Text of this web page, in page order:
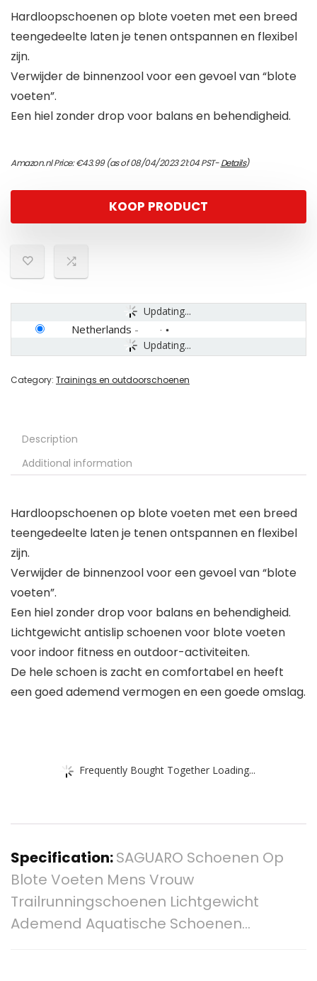
Hardloopschoenen op blote voeten met een breed
teengedeelte laten je tenen ontspannen en flexibel
zijn.
Verwijder de binnenzool voor een gevoel van “blote
voeten”.
Een hiel zonder drop voor balans en behendigheid.
Amazon.nl Price:€43.99(as of 08/04/2023 21:04 PST-Details)
KOOP PRODUCT
Updating...
Updating...
Netherlands -
Category: Trainings en outdoorschoenen
Description
Additional information
Hardloopschoenen op blote voeten met een breed
teengedeelte laten je tenen ontspannen en flexibel
zijn.
Verwijder de binnenzool voor een gevoel van “blote
voeten”.
Een hiel zonder drop voor balans en behendigheid.
Lichtgewicht antislip schoenen voor blote voeten
voor indoor fitness en outdoor-activiteiten.
De hele schoen is zacht en comfortabel en heeft
een goed ademend vermogen en een goede omslag.
Frequently Bought Together Loading...
Specification:SAGUARO Schoenen Op
Blote Voeten Mens Vrouw
Trailrunningschoenen Lichtgewicht
Ademend Aquatische Schoenen…